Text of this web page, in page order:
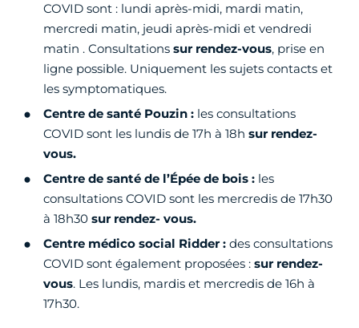
COVID sont : lundi après-midi, mardi matin,
mercredi matin, jeudi après-midi et vendredi
matin . Consultations sur rendez-vous, prise en
ligne possible. Uniquement les sujets contacts et
les symptomatiques.
Centre de santé Pouzin : les consultations
COVID sont les lundis de 17h à 18h sur rendez-
vous.
Centre de santé de l’Épée de bois : les
consultations COVID sont les mercredis de 17h30
à 18h30 sur rendez- vous.
Centre médico social Ridder : des consultations
COVID sont également proposées : sur rendez-
vous. Les lundis, mardis et mercredis de 16h à
17h30.